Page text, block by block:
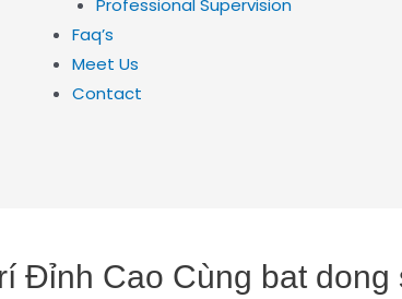
Faq’s
Meet Us
Contact
Đỉnh Cao Cùng bat